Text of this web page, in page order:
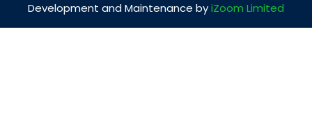
Development and Maintenance byiZoom Limited